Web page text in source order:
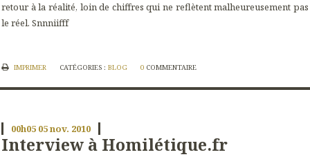
retour à la réalité, loin de chiffres qui ne reflètent malheureusement pas
le réel. Snnniifff
IMPRIMER CATÉGORIES : BLOG 0 COMMENTAIRE
00h05 05nov. 2010
Interview à Homilétique.fr